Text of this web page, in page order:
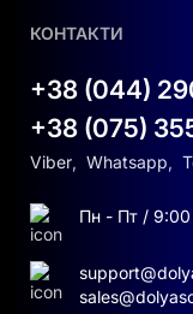
КОНТАКТИ
+38 (044)
+38 (075)
Viber, Whatsapp,
Пн - Пт / 9:00